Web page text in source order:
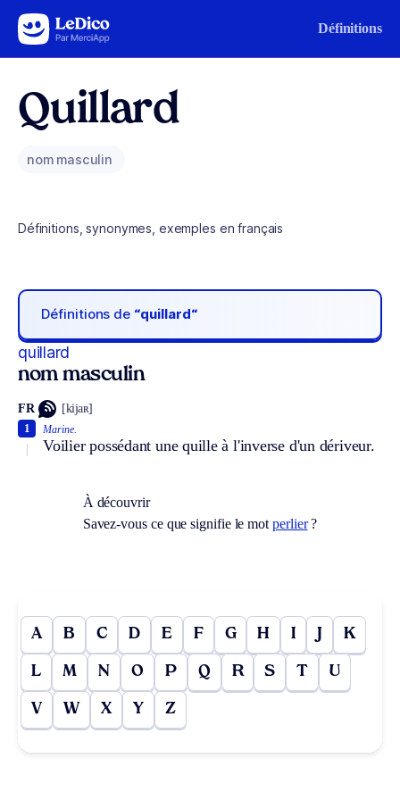
Aller au contenu Définitions
Quillard
nom masculin
Définitions, synonymes, exemples en français
Définitions de “quillard“
quillard
nom masculin
FR [kijaʀ]
Marine.
Voilier possédant une quille à l'inverse d'un dériveur.
1
À découvrir
Savez-vous ce que signifie le mot perlier?
A B C D E F G H I J K
L M N O P Q R S T U
V W X Y Z